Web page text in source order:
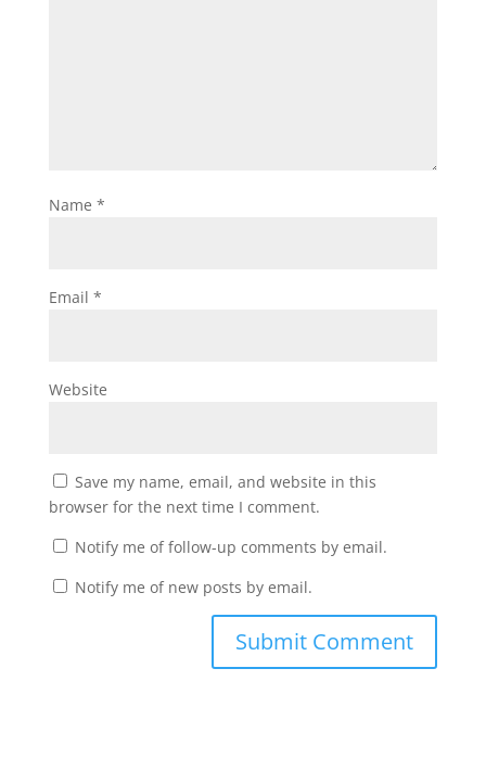
Name *
Email *
Website
Save my name, email, and website in this
browser for the next time I comment.
Notify me of follow-up comments by email.
Notify me of new posts by email.